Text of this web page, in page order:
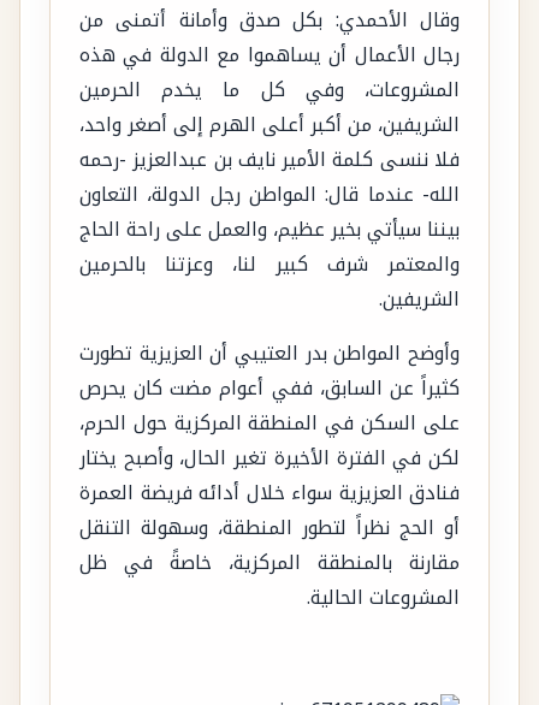
وقال الأحمدي: بكل صدق وأمانة أتمنى من
رجال الأعمال أن يساهموا مع الدولة في هذه
المشروعات، وفي كل ما يخدم الحرمين
الشريفين، من أكبر أعلى الهرم إلى أصغر واحد،
فلا ننسى كلمة الأمير نايف بن عبدالعزيز -رحمه
الله- عندما قال: المواطن رجل الدولة، التعاون
بيننا سيأتي بخير عظيم، والعمل على راحة الحاج
والمعتمر شرف كبير لنا، وعزتنا بالحرمين
الشريفين.
وأوضح المواطن بدر العتيبي أن العزيزية تطورت
كثيراً عن السابق، ففي أعوام مضت كان يحرص
على السكن في المنطقة المركزية حول الحرم،
لكن في الفترة الأخيرة تغير الحال، وأصبح يختار
فنادق العزيزية سواء خلال أدائه فريضة العمرة
أو الحج نظراً لتطور المنطقة، وسهولة التنقل
مقارنة بالمنطقة المركزية، خاصةً في ظل
المشروعات الحالية.